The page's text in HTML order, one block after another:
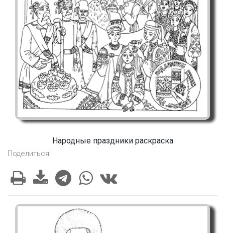
Народные праздники раскраска
Поделиться: